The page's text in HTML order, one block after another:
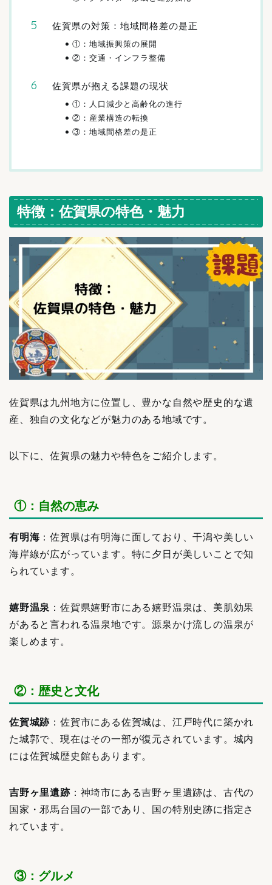
佐賀県の対策：地域間格差の是正
①：地域振興策の展開
②：交通・インフラ整備
佐賀県が抱える課題の現状
①：人口減少と高齢化の進行
②：産業構造の転換
③：地域間格差の是正
特徴：佐賀県の特色・魅力
佐賀県は九州地方に位置し、豊かな自然や歴史的な遺
産、独自の文化などが魅力のある地域です。
以下に、佐賀県の魅力や特色をご紹介します。
①：自然の恵み
有明海 ：佐賀県は有明海に面しており、干潟や美しい
海岸線が広がっています。特に夕日が美しいことで知
られています。
嬉野温泉 ：佐賀県嬉野市にある嬉野温泉は、美肌効果
があると言われる温泉地です。源泉かけ流しの温泉が
楽しめます。
②：歴史と文化
佐賀城跡 ：佐賀市にある佐賀城は、江戸時代に築かれ
た城郭で、現在はその一部が復元されています。城内
には佐賀城歴史館もあります。
吉野ヶ里遺跡：神埼市にある吉野ヶ里遺跡は、古代の
国家・邪馬台国の一部であり、国の特別史跡に指定さ
れています。
③：グルメ